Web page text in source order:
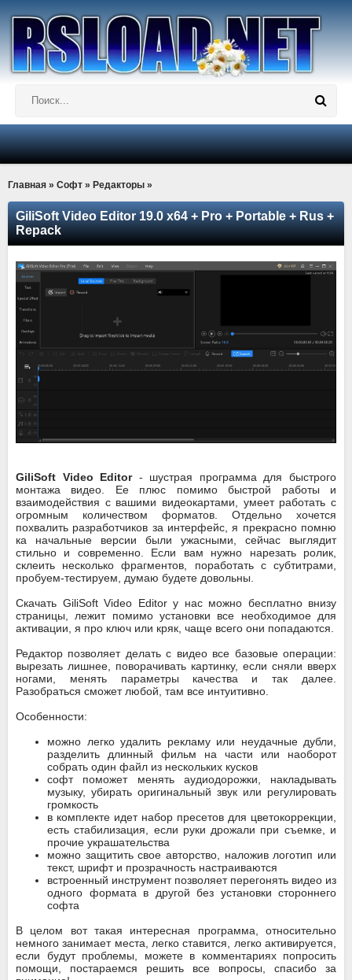
Главная » Софт » Редакторы »
GiliSoft Video Editor 19.0 x64 + Pro + Portable + Rus +
Repack
GiliSoft Video Editor- шустрая программа для быстрого
монтажа видео. Ее плюс помимо быстрой работы и
взаимодействия с вашими видеокартами, умеет работать с
огромным количеством форматов. Отдельно хочется
похвалить разработчиков за интерфейс, я прекрасно помню
ка начальные версии были ужасными, сейчас выглядит
стильно и современно. Если вам нужно нарезать ролик,
склеить несколько фрагментов, поработать с субтитрами,
пробуем-тестируем, думаю будете довольны.
Скачать GiliSoft Video Editor у нас можно бесплатно внизу
страницы, лежит помимо установки все необходимое для
активации, я про ключ или кряк, чаще всего они попадаются.
Редактор позволяет делать с видео все базовые операции:
вырезать лишнее, поворачивать картинку, если сняли вверх
ногами, менять параметры качества и так далее.
Разобраться сможет любой, там все интуитивно.
Особенности:
можно легко удалить рекламу или неудачные дубли,
разделить длинный фильм на части или наоборот
собрать один файл из нескольких кусков
софт поможет менять аудиодорожки, накладывать
музыку, убирать оригинальный звук или регулировать
громкость
в комплекте идет набор пресетов для цветокоррекции,
есть стабилизация, если руки дрожали при съемке, и
прочие украшательства
можно защитить свое авторство, наложив логотип или
текст, шрифт и прозрачность настраиваются
встроенный инструмент позволяет перегонять видео из
одного формата в другой без установки стороннего
софта
В целом вот такая интересная программа, относительно
немного занимает места, легко ставится, легко активируется,
если будут проблемы, можете в комментариях попросить
помощи, постараемся решить все вопросы, спасибо за